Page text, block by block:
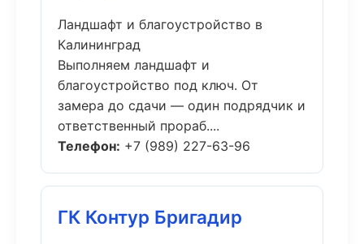
Ландшафт и благоустройство в
Калининград
Выполняем ландшафт и
благоустройство под ключ. От
замера до сдачи — один подрядчик и
ответственный прораб....
Телефон: +7 (989) 227-63-96
ГК Контур Бригадир